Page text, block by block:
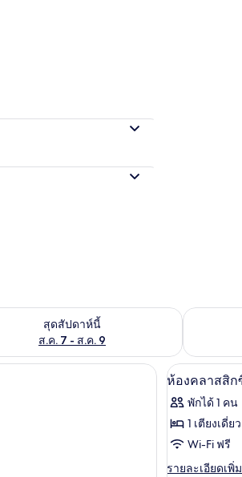
9
สุดสัปดาห์นี้
ส.ค. 7 - ส.ค. 9
บจำนวนห้องพักว่างในสุดสัปดาห์นี้ ส.ค. 7 -
ตรวจสอบ
ห้องคลาสสิกทวิน | โต๊ะทำงาน, เตารีด/โต๊ะรีดผ้า, Wi-
เปิด
ภาพถ่าย
ทั้งหมด
ของ
ห้อง
6
ห้องคลาสสิก
พักได้ 1 คน
1 เตียงเดี่ยว
Wi-Fi ฟรี
รายละเอียดเพิ่
ราย